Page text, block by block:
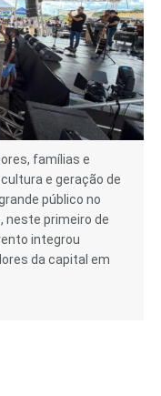
famílias e
e geração de
público no
neste primeiro de
integrou
da capital em